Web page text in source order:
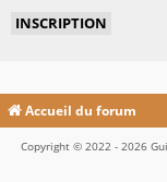
INSCRIPTION
Accueil du forum
Copyright © 2022 - 2026